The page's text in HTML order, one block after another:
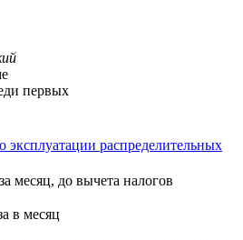
первых
эксплуатации распределительных
за месяц, до вычета налогов
в месяц